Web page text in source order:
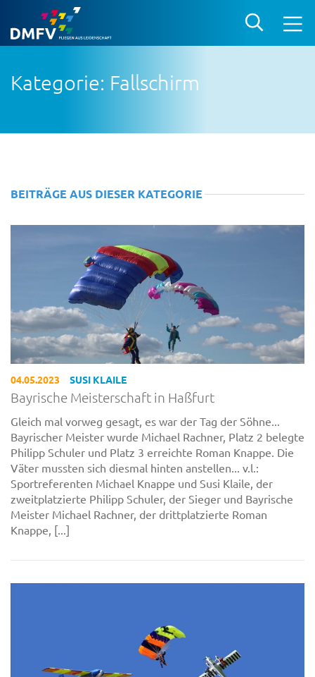
Kategorie: Fallschirm
BEITRÄGE AUS DIESER KATEGORIE
04.05.2023 SUSI KLAILE
Bayrische Meisterschaft in Haßfurt
Gleich mal vorweg gesagt, es war der Tag der Söhne...
Bayrischer Meister wurde Michael Rachner, Platz 2 belegte
Philipp Schuler und Platz 3 erreichte Roman Knappe. Die
Väter mussten sich diesmal hinten anstellen... v.l.:
Sportreferenten Michael Knappe und Susi Klaile, der
zweitplatzierte Philipp Schuler, der Sieger und Bayrische
Meister Michael Rachner, der drittplatzierte Roman
Knappe, [...]